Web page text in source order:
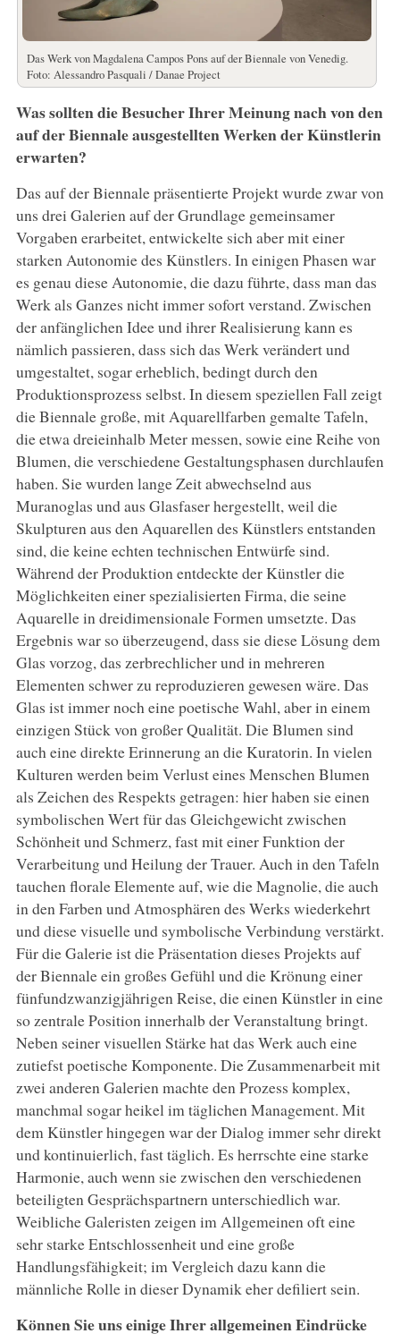
Das Werk von Magdalena Campos Pons auf der Biennale von Venedig.
Foto: Alessandro Pasquali / Danae Project
Was sollten die Besucher Ihrer Meinung nach von den
auf der Biennale ausgestellten Werken der Künstlerin
erwarten?
Das auf der Biennale präsentierte Projekt wurde zwar von
uns drei Galerien auf der Grundlage gemeinsamer
Vorgaben erarbeitet, entwickelte sich aber mit einer
starken Autonomie des Künstlers. In einigen Phasen war
es genau diese Autonomie, die dazu führte, dass man das
Werk als Ganzes nicht immer sofort verstand. Zwischen
der anfänglichen Idee und ihrer Realisierung kann es
nämlich passieren, dass sich das Werk verändert und
umgestaltet, sogar erheblich, bedingt durch den
Produktionsprozess selbst. In diesem speziellen Fall zeigt
die Biennale große, mit Aquarellfarben gemalte Tafeln,
die etwa dreieinhalb Meter messen, sowie eine Reihe von
Blumen, die verschiedene Gestaltungsphasen durchlaufen
haben. Sie wurden lange Zeit abwechselnd aus
Muranoglas und aus Glasfaser hergestellt, weil die
Skulpturen aus den Aquarellen des Künstlers entstanden
sind, die keine echten technischen Entwürfe sind.
Während der Produktion entdeckte der Künstler die
Möglichkeiten einer spezialisierten Firma, die seine
Aquarelle in dreidimensionale Formen umsetzte. Das
Ergebnis war so überzeugend, dass sie diese Lösung dem
Glas vorzog, das zerbrechlicher und in mehreren
Elementen schwer zu reproduzieren gewesen wäre. Das
Glas ist immer noch eine poetische Wahl, aber in einem
einzigen Stück von großer Qualität. Die Blumen sind
auch eine direkte Erinnerung an die Kuratorin. In vielen
Kulturen werden beim Verlust eines Menschen Blumen
als Zeichen des Respekts getragen: hier haben sie einen
symbolischen Wert für das Gleichgewicht zwischen
Schönheit und Schmerz, fast mit einer Funktion der
Verarbeitung und Heilung der Trauer. Auch in den Tafeln
tauchen florale Elemente auf, wie die Magnolie, die auch
in den Farben und Atmosphären des Werks wiederkehrt
und diese visuelle und symbolische Verbindung verstärkt.
Für die Galerie ist die Präsentation dieses Projekts auf
der Biennale ein großes Gefühl und die Krönung einer
fünfundzwanzigjährigen Reise, die einen Künstler in eine
so zentrale Position innerhalb der Veranstaltung bringt.
Neben seiner visuellen Stärke hat das Werk auch eine
zutiefst poetische Komponente. Die Zusammenarbeit mit
zwei anderen Galerien machte den Prozess komplex,
manchmal sogar heikel im täglichen Management. Mit
dem Künstler hingegen war der Dialog immer sehr direkt
und kontinuierlich, fast täglich. Es herrschte eine starke
Harmonie, auch wenn sie zwischen den verschiedenen
beteiligten Gesprächspartnern unterschiedlich war.
Weibliche Galeristen zeigen im Allgemeinen oft eine
sehr starke Entschlossenheit und eine große
Handlungsfähigkeit; im Vergleich dazu kann die
männliche Rolle in dieser Dynamik eher defiliert sein.
Können Sie uns einige Ihrer allgemeinen Eindrücke